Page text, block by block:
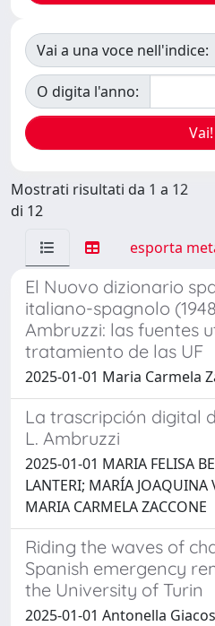
Vai a una voce nell'indice:
O digita l'anno:
Mostrati risultati da 1 a 12
di 12
esporta
El Nuovo dizionario
italiano-spagnolo
Ambruzzi: las fuentes
tratamiento de las UF
2025-01-01 Maria Carmela
La trascripción digital
L. Ambruzzi
2025-01-01 MARIA FELISA
LANTERI; MARÍA JOAQUINA
MARIA CARMELA ZACCONE
Riding the waves of
Spanish emergency
the University of Turin
2025-01-01 Antonella